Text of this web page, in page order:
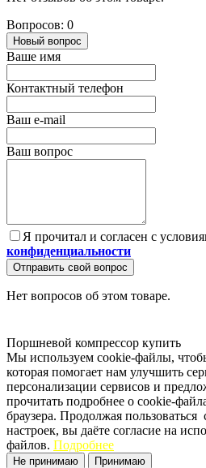
Вопросов: 0
Новый вопрос
Ваше имя
Контактный телефон
Ваш e-mail
Ваш вопрос
Я прочитал и согласен с
конфиденциальности
Отправить свой вопрос
Нет вопросов об этом товаре.
Поршневой компрессор купить
Мы используем cookie-файлы,
которая помогает нам улучшить
персонализации сервисов и
прочитать подробнее о cookie-
браузера. Продолжая пользоваться
настроек, вы даёте согласие на
файлов. Подробнее
Не принимаю Принимаю